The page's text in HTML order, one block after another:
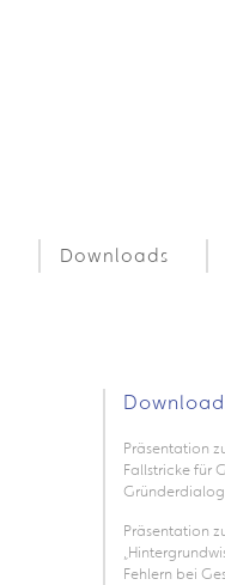
Downloads
Präsentation
Fallstricke für
Präsentation
Fehlern bei